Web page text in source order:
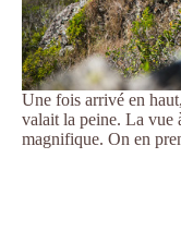
Une fois arrivé en
valait la peine. La vue
magnifique. On en